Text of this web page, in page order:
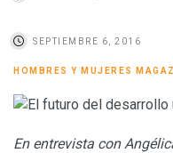
SEPTIEMBRE 6, 2016
HOMBRES Y MUJERES
En entrevista con